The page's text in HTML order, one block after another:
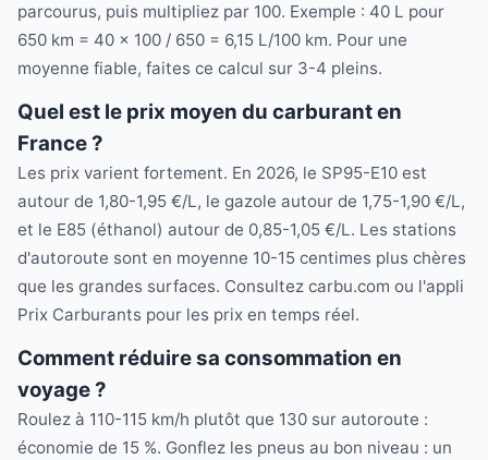
parcourus, puis multipliez par 100. Exemple : 40 L pour
650 km = 40 × 100 / 650 = 6,15 L/100 km. Pour une
moyenne fiable, faites ce calcul sur 3-4 pleins.
Quel est le prix moyen du carburant en
France ?
Les prix varient fortement. En 2026, le SP95-E10 est
autour de 1,80-1,95 €/L, le gazole autour de 1,75-1,90 €/L,
et le E85 (éthanol) autour de 0,85-1,05 €/L. Les stations
d'autoroute sont en moyenne 10-15 centimes plus chères
que les grandes surfaces. Consultez carbu.com ou l'appli
Prix Carburants pour les prix en temps réel.
Comment réduire sa consommation en
voyage ?
Roulez à 110-115 km/h plutôt que 130 sur autoroute :
économie de 15 %. Gonflez les pneus au bon niveau : un